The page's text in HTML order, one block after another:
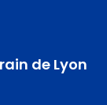
de Lyon